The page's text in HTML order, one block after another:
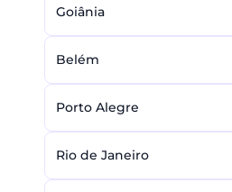
Goiânia
Belém
Porto Alegre
Rio de Janeiro